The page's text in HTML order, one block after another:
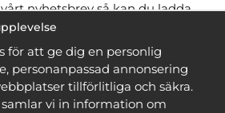
nyhetsbrev så kan du ladda
gratisoch få många
till mönstret. Du ser vilka som
när du är inloggad
Bli medlem
för att ge dig en personlig
personanpassad annonsering
tillförlitliga och säkra.
vi in information om